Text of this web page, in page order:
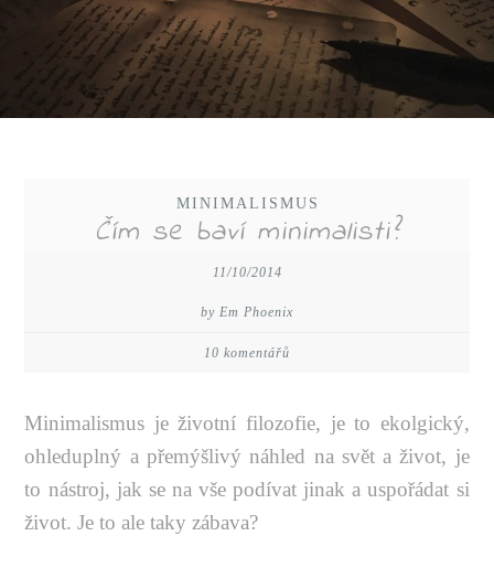
MINIMALISMUS
Čím se baví minimalisti?
11/10/2014
by Em Phoenix
10 komentářů
Minimalismus je životní filozofie, je to ekolgický,
ohleduplný a přemýšlivý náhled na svět a život, je
to nástroj, jak se na vše podívat jinak a uspořádat si
život. Je to ale taky zábava?